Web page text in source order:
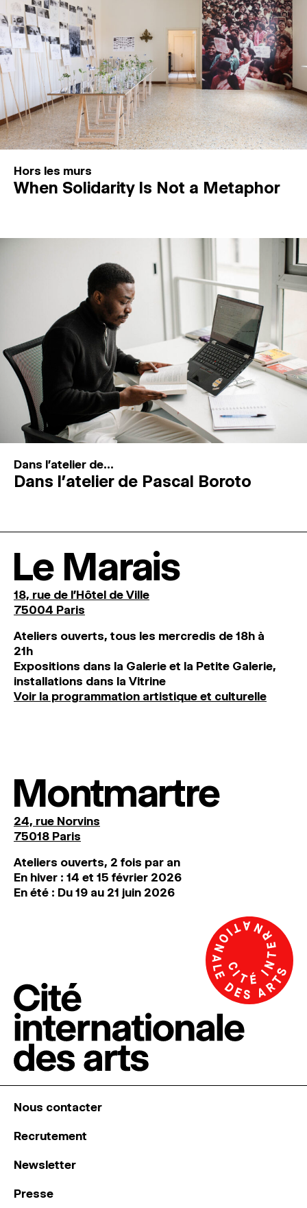
Hors les murs
When Solidarity Is Not a Metaphor
Dans l'atelier de...
Dans l’atelier de Pascal Boroto
Le Marais
18, rue de l'Hôtel de Ville
75004 Paris
Ateliers ouverts, tous les mercredis de 18h à
21h
Expositions dans la Galerie et la Petite Galerie,
installations dans la Vitrine
Voir la programmation artistique et culturelle
Montmartre
24, rue Norvins
75018 Paris
Ateliers ouverts, 2 fois par an
En hiver : 14 et 15 février 2026
En été : Du 19 au 21 juin 2026
Nous contacter
Recrutement
Newsletter
Presse